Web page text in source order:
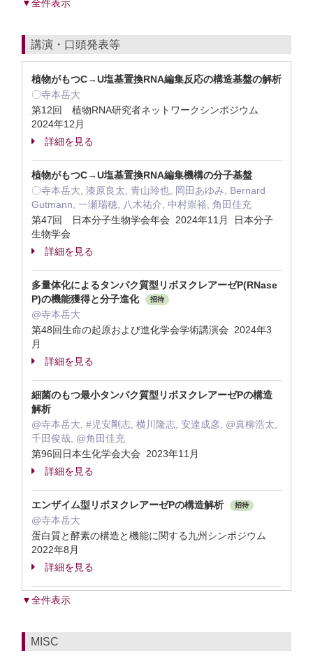
▼全件表示
講演・口頭発表等
植物がもつC→U塩基置換RNA編集反応の構造基盤の解析
〇寺本岳大
第12回 植物RNA研究者ネットワークシンポジウム
2024年12月
詳細を見る
植物がもつC→U塩基置換RNA編集機構の分子基盤
〇寺本岳大, 漆原良太, 青山玲也, 岡田あゆみ, Bernard
Gutmann, 一瀬瑞穂, 八木祐介, 中村崇裕, 角田佳充
第47回 日本分子生物学会年会 2024年11月 日本分子
生物学会
詳細を見る
多量体化によるタンパク質型リボヌクレアーゼP(RNase
P)の機能獲得と分子進化
招待
@寺本岳大
第48回生命の起原および進化学会学術講演会 2024年3
月
詳細を見る
細菌のもつ最小タンパク質型リボヌクレアーゼPの構造
解析
@寺本岳大, #児安剛志, 横川隆志, 安達成彦, @真柳浩太,
千田俊哉, @角田佳充
第96回日本生化学会大会 2023年11月
詳細を見る
エンザイム型リボヌクレアーゼPの構造解析 招待
@寺本岳大
蛋白質と酵素の構造と機能に関する九州シンポジウム
2022年8月
詳細を見る
▼全件表示
MISC